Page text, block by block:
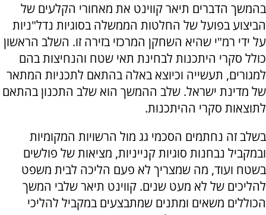
בהמשך הדברים תיאר קווינט את מאחורי הקלעים של
הביצוע בפועל של החלטות הממשלה בסוגיות נדל"ניות
על ידי רמ"י שהיא השחקן המרכזי בזירה זו. השלב הראשון
כולל סקרי היתכנות לבחינת תאי שטח והנחיצות בהם
למגורים, תעשייה וכיוצא באלה בהתאם לתכניות המתאר
של מדינת ישראל. שלב ההמשך הוא שלב התכנון בהתאם
לתוצאות סקרי ההיתכנות.
בשלב זה נחתמים הסכמי גג מול הרשויות המקומיות
ובמקביל נבחנות סוגיות קנייניות, מציאות של פולשים
בשטח ועוד, מה שמצריך לא פעם הליכה לבית משפט
להליכים של לא מעט שנים. קווינט תיאר שלבי המשך
הכוללים משאים ומתנים שמתבצעים במקביל להליכי